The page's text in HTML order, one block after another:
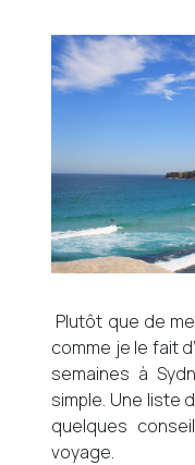
Plutôt que de
comme je le fait
semaines à
simple. Une liste
quelques
voyage.